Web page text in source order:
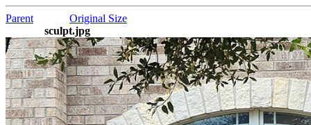
Parent
Original Size
sculpt.jpg